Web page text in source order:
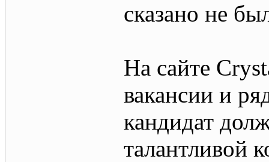
сказано не
На сайте
вакансии и
кандидат
талантливой